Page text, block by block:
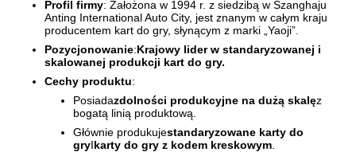
Profil firmy: Założona w 1994 r. z siedzibą w Szanghaju
Anting International Auto City, jest znanym w całym kraju
producentem kart do gry, słynącym z marki „Yaoji”.
Pozycjonowanie:Krajowy lider w standaryzowanej i
skalowanej produkcji kart do gry.
Cechy produktu:
Posiadazdolności produkcyjne na dużą skalęz
bogatą linią produktową.
Głównie produkujestandaryzowane karty do
gryIkarty do gry z kodem kreskowym